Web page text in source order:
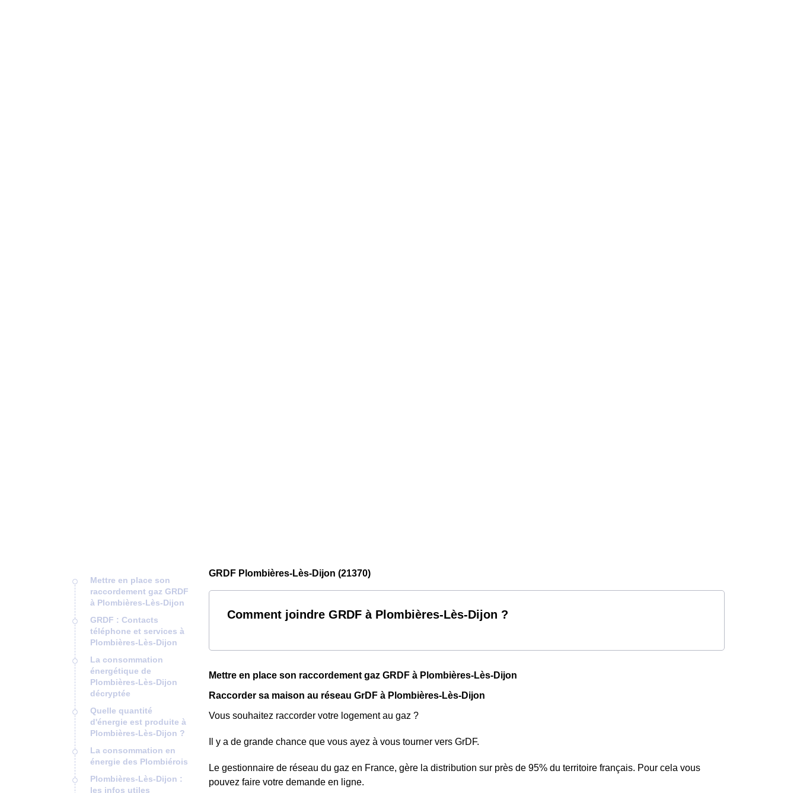
Mettre en place son
raccordement gaz GRDF
à Plombières-Lès-Dijon
GRDF : Contacts
téléphone et services à
Plombières-Lès-Dijon
La consommation
énergétique de
Plombières-Lès-Dijon
décryptée
Quelle quantité
d'énergie est produite à
Plombières-Lès-Dijon ?
La consommation en
énergie des Plombiérois
Plombières-Lès-Dijon :
les infos utiles
GRDF Plombières-Lès-Dijon (21370)
Comment joindre GRDF à Plombières-Lès-Dijon ?
Mettre en place son raccordement gaz GRDF à Plombières-Lès-Dijon
Raccorder sa maison au réseau GrDF à Plombières-Lès-Dijon
Vous souhaitez raccorder votre logement au gaz ?
Il y a de grande chance que vous ayez à vous tourner vers GrDF.
Le gestionnaire de réseau du gaz en France, gère la distribution sur près de 95% du territoire français. Pour cela vous
pouvez faire votre demande en ligne.